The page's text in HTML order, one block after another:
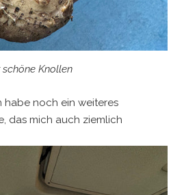
Knollen
habe noch ein weiteres
das mich auch ziemlich